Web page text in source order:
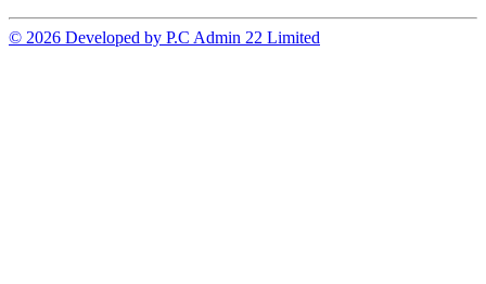
© 2026 Developed by P.C Admin 22 Limited